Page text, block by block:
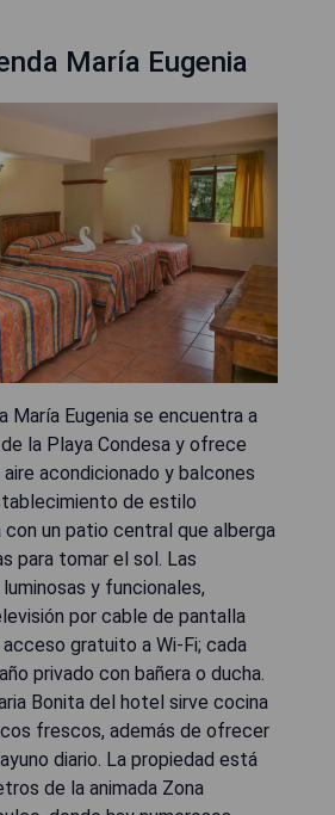
María Eugenia
María Eugenia se encuentra a
la Playa Condesa y ofrece
acondicionado y balcones
de estilo
un patio central que alberga
para tomar el sol. Las
y funcionales,
por cable de pantalla
gratuito a Wi-Fi; cada
privado con bañera o ducha.
Bonita del hotel sirve cocina
frescos, además de ofrecer
diario. La propiedad está
de la animada Zona